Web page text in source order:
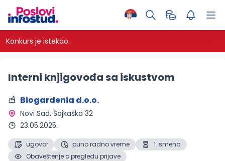
Konkurs je istekao.
Interni knjigovođa sa iskustvom
Biogardenia d.o.o.
Novi Sad, Šajkaška 32
23.05.2025.
ugovor puno radno vreme
1. smena
Obaveštenje o pregledu prijave